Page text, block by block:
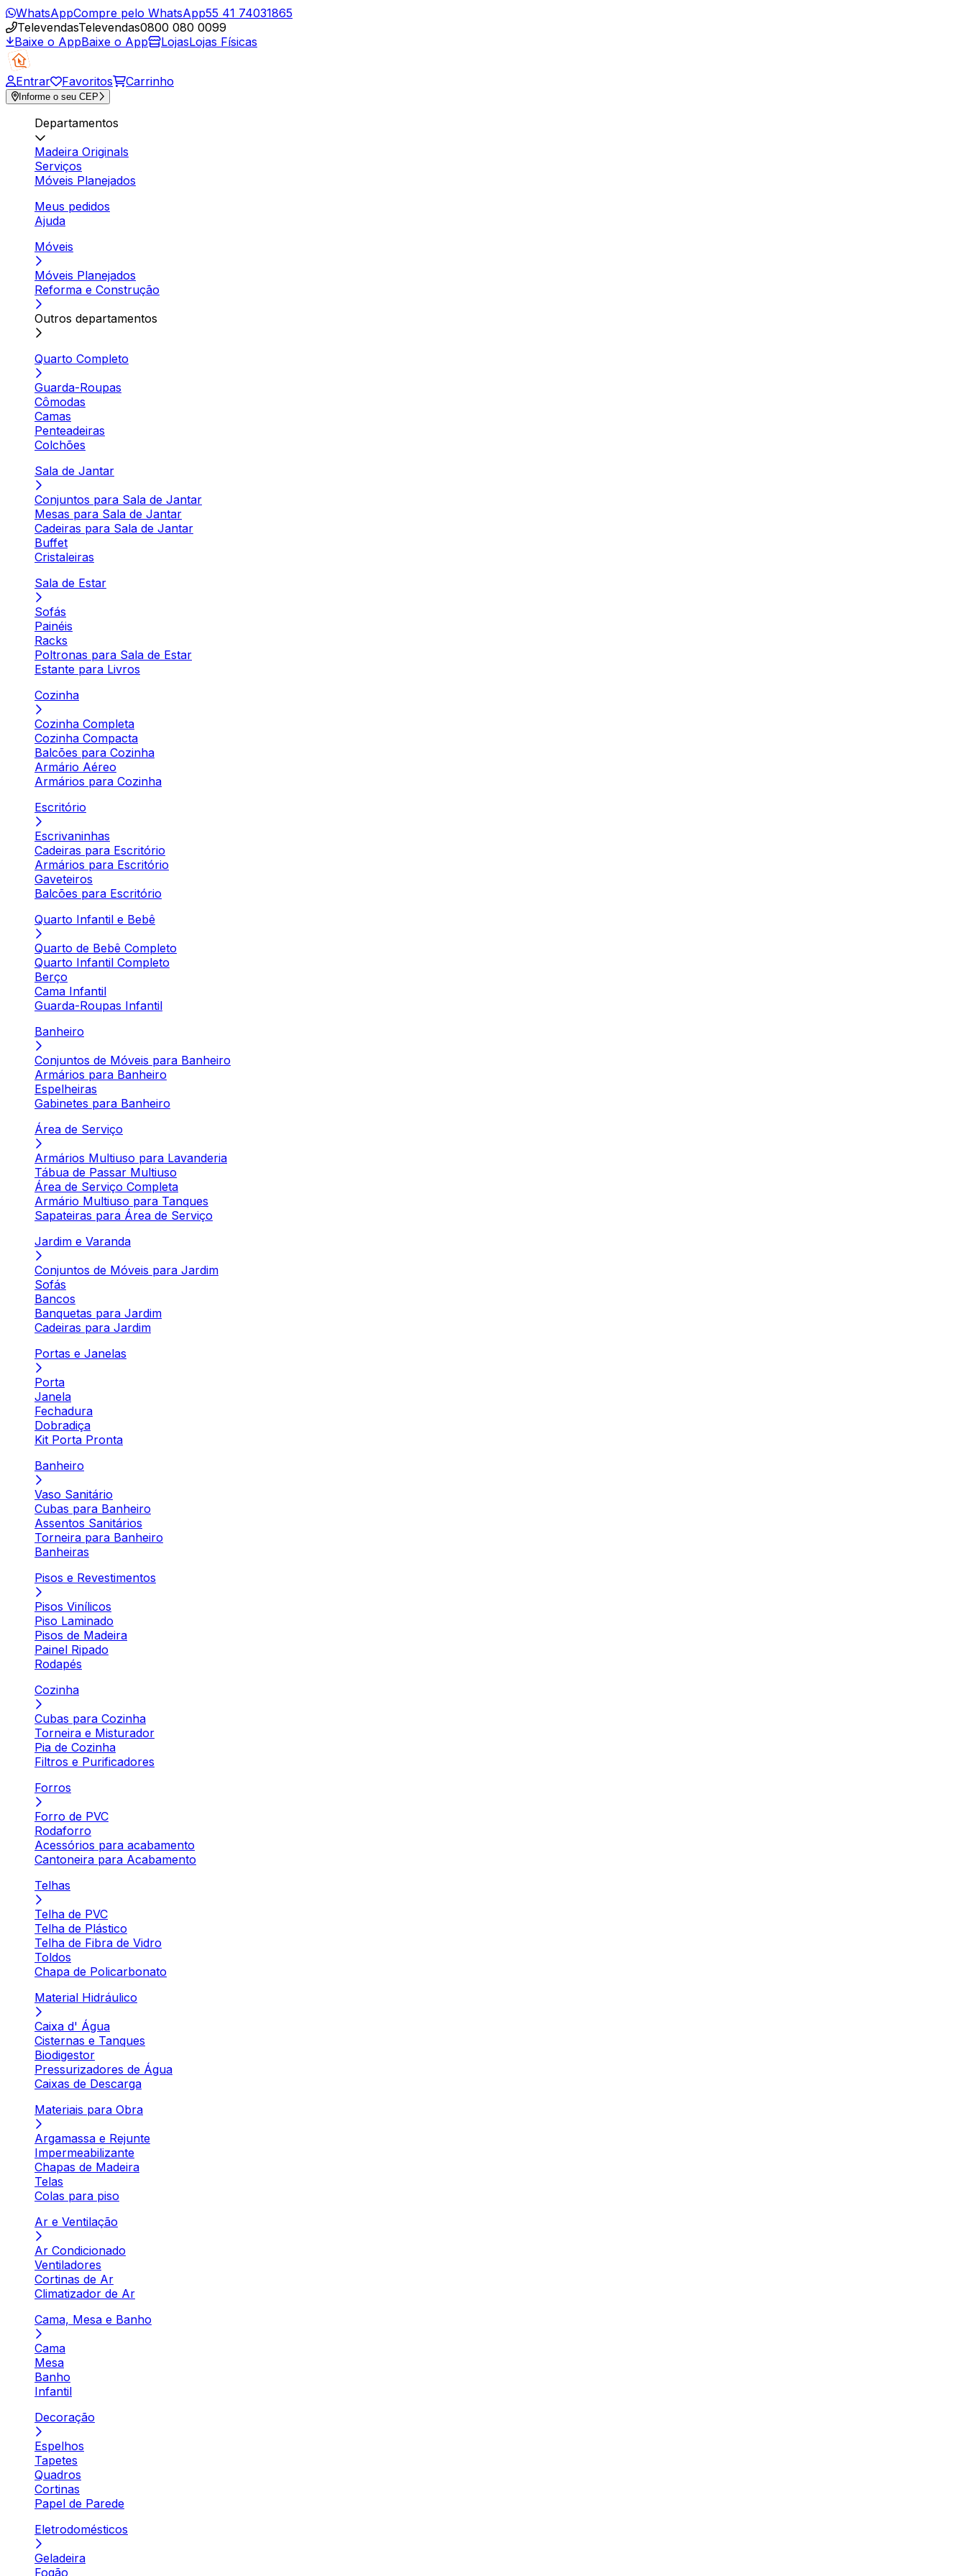
WhatsAppCompre pelo WhatsApp55 41 74031865
TelevendasTelevendas0800 080 0099
Baixe o AppBaixe o App LojasLojas Físicas
Entrar Favoritos Carrinho
Informe o seu CEP
Departamentos
Madeira Originals
Serviços
Móveis Planejados
Meus pedidos
Ajuda
Móveis
Móveis Planejados
Reforma e Construção
Outros departamentos
Quarto Completo
Guarda-Roupas
Cômodas
Camas
Penteadeiras
Colchões
Sala de Jantar
Conjuntos para Sala de Jantar
Mesas para Sala de Jantar
Cadeiras para Sala de Jantar
Buffet
Cristaleiras
Sala de Estar
Sofás
Painéis
Racks
Poltronas para Sala de Estar
Estante para Livros
Cozinha
Cozinha Completa
Cozinha Compacta
Balcões para Cozinha
Armário Aéreo
Armários para Cozinha
Escritório
Escrivaninhas
Cadeiras para Escritório
Armários para Escritório
Gaveteiros
Balcões para Escritório
Quarto Infantil e Bebê
Quarto de Bebê Completo
Quarto Infantil Completo
Berço
Cama Infantil
Guarda-Roupas Infantil
Banheiro
Conjuntos de Móveis para Banheiro
Armários para Banheiro
Espelheiras
Gabinetes para Banheiro
Área de Serviço
Armários Multiuso para Lavanderia
Tábua de Passar Multiuso
Área de Serviço Completa
Armário Multiuso para Tanques
Sapateiras para Área de Serviço
Jardim e Varanda
Conjuntos de Móveis para Jardim
Sofás
Bancos
Banquetas para Jardim
Cadeiras para Jardim
Portas e Janelas
Porta
Janela
Fechadura
Dobradiça
Kit Porta Pronta
Banheiro
Vaso Sanitário
Cubas para Banheiro
Assentos Sanitários
Torneira para Banheiro
Banheiras
Pisos e Revestimentos
Pisos Vinílicos
Piso Laminado
Pisos de Madeira
Painel Ripado
Rodapés
Cozinha
Cubas para Cozinha
Torneira e Misturador
Pia de Cozinha
Filtros e Purificadores
Forros
Forro de PVC
Rodaforro
Acessórios para acabamento
Cantoneira para Acabamento
Telhas
Telha de PVC
Telha de Plástico
Telha de Fibra de Vidro
Toldos
Chapa de Policarbonato
Material Hidráulico
Caixa d' Água
Cisternas e Tanques
Biodigestor
Pressurizadores de Água
Caixas de Descarga
Materiais para Obra
Argamassa e Rejunte
Impermeabilizante
Chapas de Madeira
Telas
Colas para piso
Ar e Ventilação
Ar Condicionado
Ventiladores
Cortinas de Ar
Climatizador de Ar
Cama, Mesa e Banho
Cama
Mesa
Banho
Infantil
Decoração
Espelhos
Tapetes
Quadros
Cortinas
Papel de Parede
Eletrodomésticos
Geladeira
Fogão